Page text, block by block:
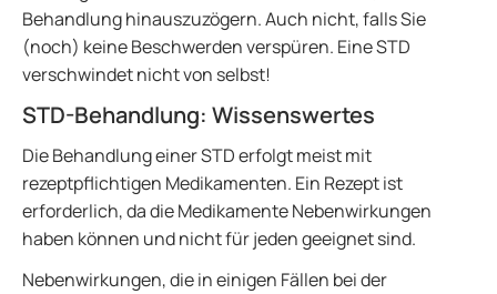
Behandlung hinauszuzögern. Auch nicht, falls Sie
(noch) keine Beschwerden verspüren. Eine STD
verschwindet nicht von selbst!
STD-Behandlung: Wissenswertes
Die Behandlung einer STD erfolgt meist mit
rezeptpflichtigen Medikamenten. Ein Rezept ist
erforderlich, da die Medikamente Nebenwirkungen
haben können und nicht für jeden geeignet sind.
Nebenwirkungen, die in einigen Fällen bei der